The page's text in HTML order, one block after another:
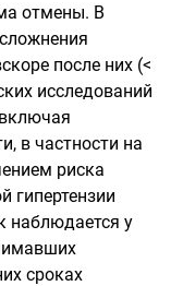
отмены. В
после них (<
исследований
в частности на
риска
гипертензии
наблюдается у
сроках